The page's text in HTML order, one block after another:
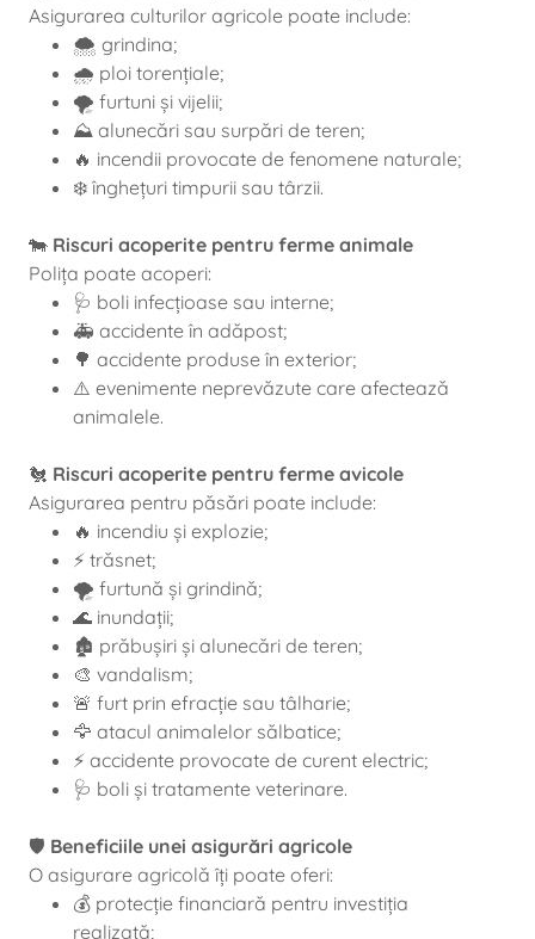
Asigurarea culturilor agricole poate include:
🌨️ grindina;
🌧️ ploi torențiale;
🌪️ furtuni și vijelii;
⛰️ alunecări sau surpări de teren;
🔥 incendii provocate de fenomene naturale;
❄️ înghețuri timpurii sau târzii.
🐄 Riscuri acoperite pentru ferme animale
Polița poate acoperi:
🩺 boli infecțioase sau interne;
🚑 accidente în adăpost;
🌳 accidente produse în exterior;
⚠️ evenimente neprevăzute care afectează
animalele.
🐔 Riscuri acoperite pentru ferme avicole
Asigurarea pentru păsări poate include:
🔥 incendiu și explozie;
⚡ trăsnet;
🌪️ furtună și grindină;
🌊 inundații;
🏚️ prăbușiri și alunecări de teren;
🎨 vandalism;
🚨 furt prin efracție sau tâlharie;
🦅 atacul animalelor sălbatice;
⚡ accidente provocate de curent electric;
🩺 boli și tratamente veterinare.
🛡️ Beneficiile unei asigurări agricole
O asigurare agricolă îți poate oferi:
💰 protecție financiară pentru investiția
realizată;